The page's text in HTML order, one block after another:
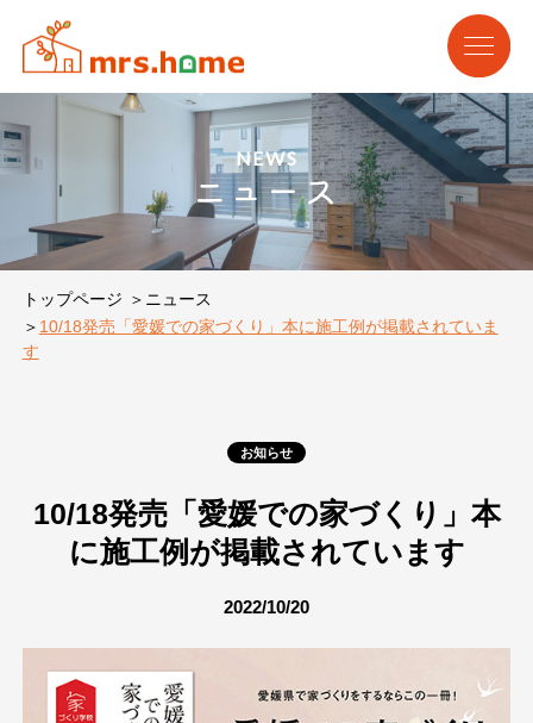
NEWS
ニュース
トップページ
ニュース
10/18発売「愛媛での家づくり」本に施工例が掲載されていま
す
お知らせ
10/18発売「愛媛での家づくり」本
に施工例が掲載されています
2022/10/20